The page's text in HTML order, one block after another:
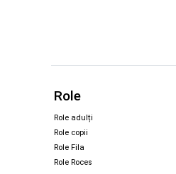
Role
Role adulți
Role copii
Role Fila
Role Roces